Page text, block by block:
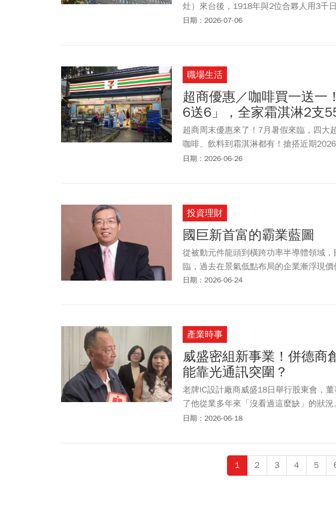
灶）來台後，1918年與2位合夥人用3千
木材，1941年收購台灣人蔡溪在1939年
日期：2026-07-06
職場生活
超商優惠／咖啡買一送一
6送6」，全家霜淇淋2支
超商周末優惠來了！7月暑假來臨，四大
咖啡、飲料到霜淇淋都有！搶搭近期
ELEVEN「超值五六日」：CITY CAFE大
「杜老爺甜筒」優惠 ！萊爾富大杯美式
ZANMANG LOOPY 杯塞帶回家！《今周
麼買最划算！
日期：2026-06-26
投資理財
國巨新首富的霸業藍圖
從被動元件龍頭到橫跨功率半導體領域
臨，過去在景氣低點布局的企業漸浮現
日期：2026-06-24
產業時事
威盛密組新事業！併德商
能靠光通訊突圍？
老牌IC設計廠商威盛18日舉行股東會，
了他從業多年來「沒看過這麼缺」的狀
乎是「全面缺貨、什麼都缺」。他也高
日期：2026-06-18
1 2 3 4 5